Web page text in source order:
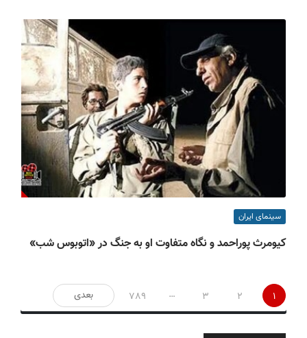
سینمای ایران
کیومرث پوراحمد و نگاه متفاوت او به جنگ در «اتوبوس شب»
صفحه‌بندی
نوشته‌ها
1
2
3
…
789 بعدی